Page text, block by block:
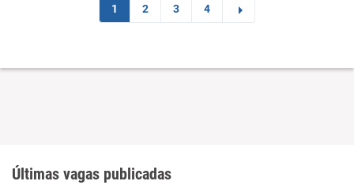
1 2 3 4
Últimas vagas publicadas